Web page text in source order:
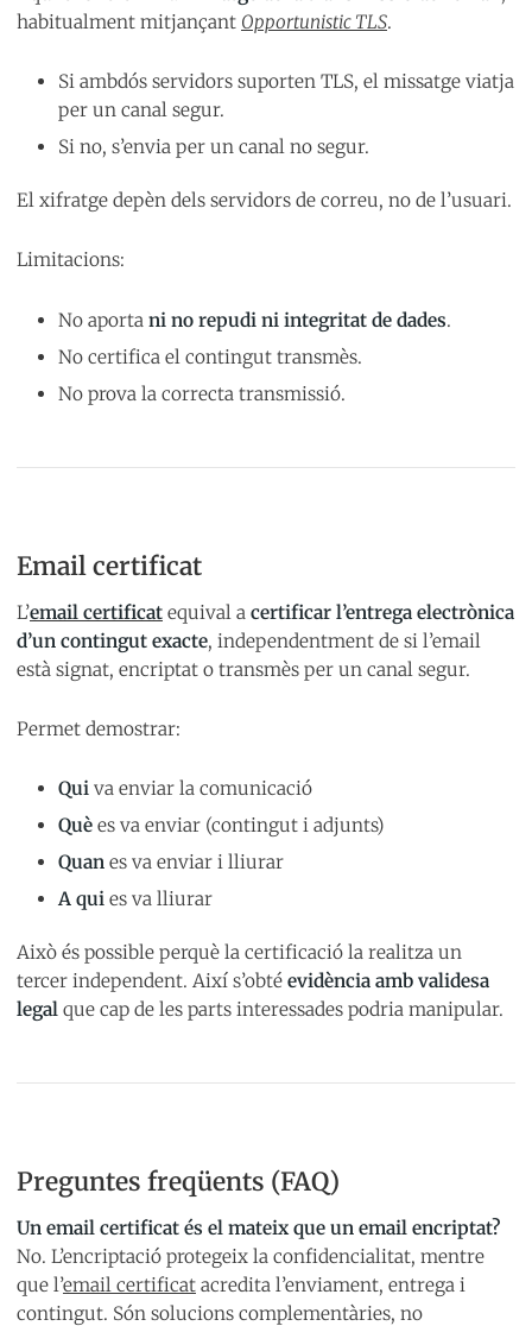
habitualment mitjançant Opportunistic TLS.
Si ambdós servidors suporten TLS, el missatge viatja
per un canal segur.
Si no, s’envia per un canal no segur.
El xifratge depèn dels servidors de correu, no de l’usuari.
Limitacions:
No aporta ni no repudi ni integritat de dades.
No certifica el contingut transmès.
No prova la correcta transmissió.
Email certificat
L’email certificat equival a certificar l’entrega electrònica
d’un contingut exacte, independentment de si l’email
està signat, encriptat o transmès per un canal segur.
Permet demostrar:
Qui va enviar la comunicació
Què es va enviar (contingut i adjunts)
Quan es va enviar i lliurar
A qui es va lliurar
Això és possible perquè la certificació la realitza un
tercer independent. Així s’obté evidència amb validesa
legal que cap de les parts interessades podria manipular.
Preguntes freqüents (FAQ)
Un email certificat és el mateix que un email encriptat?
No. L’encriptació protegeix la confidencialitat, mentre
que l’email certificat acredita l’enviament, entrega i
contingut. Són solucions complementàries, no